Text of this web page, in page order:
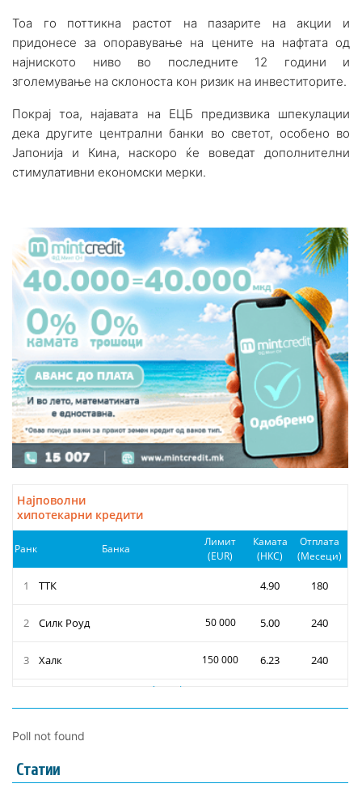
Тоа го поттикна растот на пазарите на акции и
придонесе за опоравување на цените на нафтата од
најниското ниво во последните 12 години и
зголемување на склоноста кон ризик на инвеститорите.
Покрај тоа, најавата на ЕЦБ предизвика шпекулации
дека другите централни банки во светот, особено во
Јапонија и Кина, наскоро ќе воведат дополнителни
стимулативни економски мерки.
Poll not found
Статии